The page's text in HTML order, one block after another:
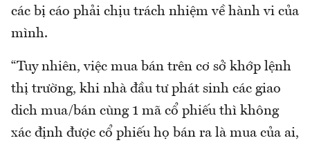
các bị cáo phải chịu trách nhiệm về hành vi của
mình.
“Tuy nhiên, việc mua bán trên cơ sở khớp lệnh
thị trường, khi nhà đầu tư phát sinh các giao
dich mua/bán cùng 1 mã cổ phiếu thì không
xác định được cổ phiếu họ bán ra là mua của ai,